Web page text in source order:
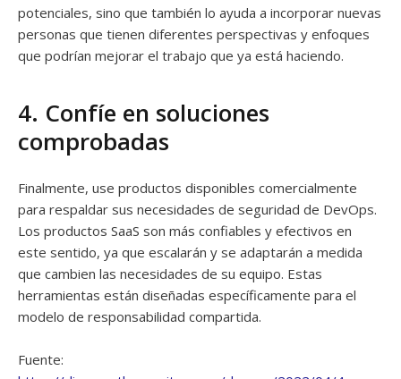
potenciales, sino que también lo ayuda a incorporar nuevas
personas que tienen diferentes perspectivas y enfoques
que podrían mejorar el trabajo que ya está haciendo.
4. Confíe en soluciones
comprobadas
Finalmente, use productos disponibles comercialmente
para respaldar sus necesidades de seguridad de DevOps.
Los productos SaaS son más confiables y efectivos en
este sentido, ya que escalarán y se adaptarán a medida
que cambien las necesidades de su equipo. Estas
herramientas están diseñadas específicamente para el
modelo de responsabilidad compartida.
Fuente: